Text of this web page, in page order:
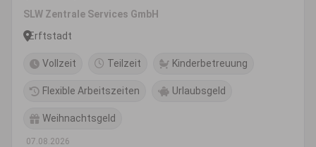
SLW Zentrale Services GmbH
Erftstadt
Vollzeit Teilzeit Kinderbetreuung
Flexible Arbeitszeiten Urlaubsgeld
Weihnachtsgeld
07.08.2026